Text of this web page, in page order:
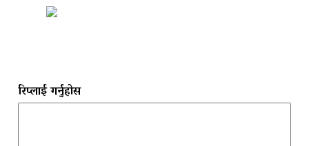
रिप्लाई गर्नुहोस